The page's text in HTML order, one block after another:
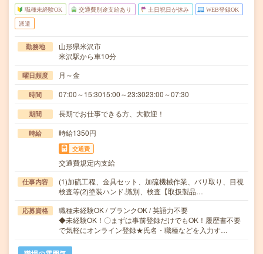
職種未経験OK 交通費別途支給あり 土日祝日が休み WEB登録OK
派遣
勤務地
山形県米沢市
米沢駅から車10分
曜日頻度 月～金
時間 07:00～15:3015:00～23:3023:00～07:30
期間 長期でお仕事できる方、大歓迎！
時給 時給1350円
交通費
交通費規定内支給
仕事内容
(1)加硫工程、金具セット、加硫機械作業、バリ取り、目視
検査等(2)塗装ハンド.識別、検査【取扱製品…
応募資格
職種未経験OK / ブランクOK / 英語力不要
◆未経験OK！〇まずは事前登録だけでもOK！履歴書不要
で気軽にオンライン登録★氏名・職種などを入力す…